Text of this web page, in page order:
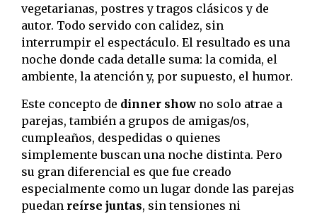
vegetarianas, postres y tragos clásicos y de
autor. Todo servido con calidez, sin
interrumpir el espectáculo. El resultado es una
noche donde cada detalle suma: la comida, el
ambiente, la atención y, por supuesto, el humor.
Este concepto de dinner show no solo atrae a
parejas, también a grupos de amigas/os,
cumpleaños, despedidas o quienes
simplemente buscan una noche distinta. Pero
su gran diferencial es que fue creado
especialmente como un lugar donde las parejas
puedan reírse juntas, sin tensiones ni